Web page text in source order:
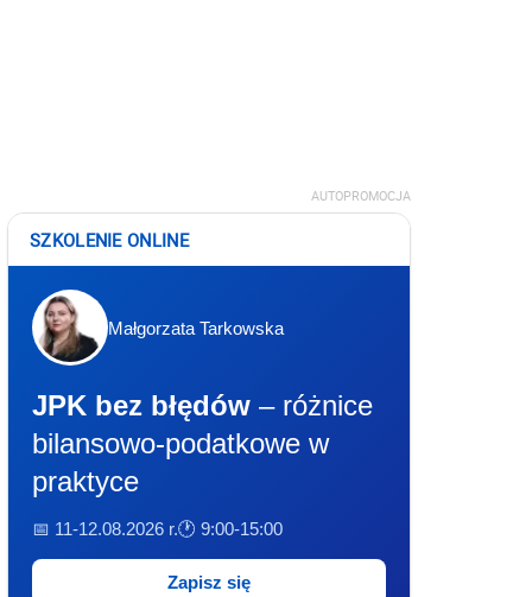
AUTOPROMOCJA
SZKOLENIE ONLINE
Małgorzata Tarkowska
JPK bez błędów – różnice
bilansowo-podatkowe w
praktyce
📅 11-12.08.2026 r.🕐 9:00-15:00
Zapisz się